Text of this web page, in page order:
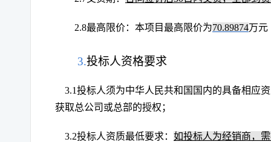
2.8最高限价：本项目最高限价为70.89874万元
3.投标人资格要求
3.1投标人须为中华人民共和国国内的具备相应
获取总公司或总部的授权；
3.2投标人资质最低要求： 如投标人为经销商，